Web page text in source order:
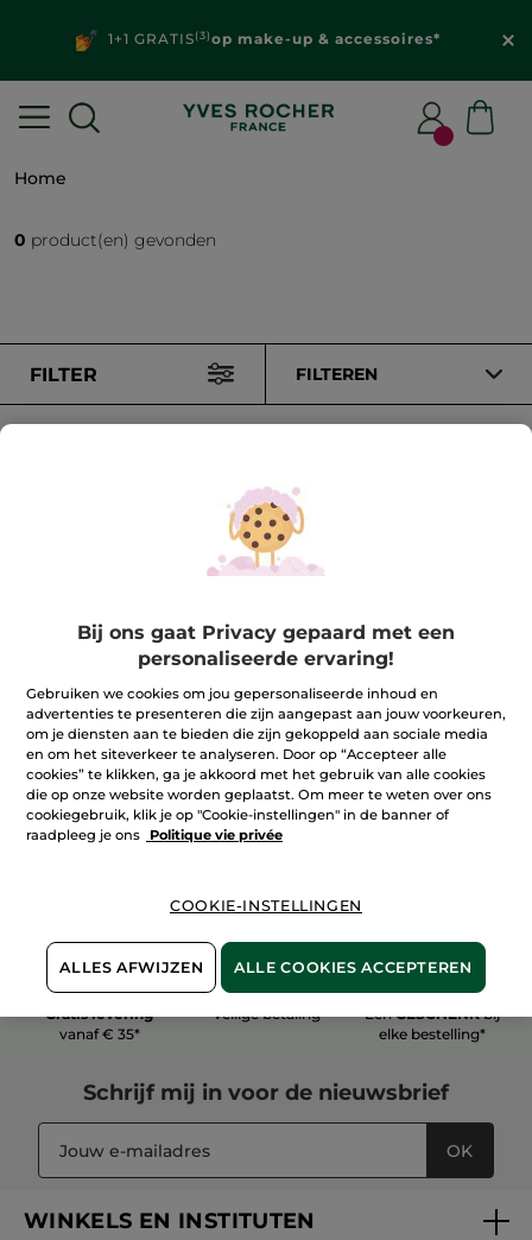
1+1 GRATIS(3)op make-up & accessoires*
Home
0 product(en) gevonden
FILTER FILTEREN
100%plantaardig
60 hectare
biologische velden
Meer zien
Gratis levering
vanaf € 35*
Veilige betaling EenGESCHENKbij
elke bestelling*
Schrijf mij in voor de nieuwsbrief
OK
WINKELS EN INSTITUTEN
Bij ons gaat Privacy gepaard met een
personaliseerde ervaring!
Gebruiken we cookies om jou gepersonaliseerde inhoud en
advertenties te presenteren die zijn aangepast aan jouw voorkeuren,
om je diensten aan te bieden die zijn gekoppeld aan sociale media
en om het siteverkeer te analyseren. Door op “Accepteer alle
cookies” te klikken, ga je akkoord met het gebruik van alle cookies
die op onze website worden geplaatst. Om meer te weten over ons
cookiegebruik, klik je op "Cookie-instellingen" in de banner of
raadpleeg je ons
Politique vie privée
COOKIE-INSTELLINGEN
ALLES AFWIJZEN ALLE COOKIES ACCEPTEREN